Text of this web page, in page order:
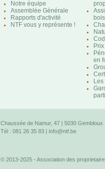
Notre équipe
Assemblée Générale
Rapports d'activité
NTF vous y représente !
en
Chaussée de Namur, 47 | 5030 Gembloux
Tél : 081 26 35 83 | info@ntf.be
© 2013-2025 - Association des